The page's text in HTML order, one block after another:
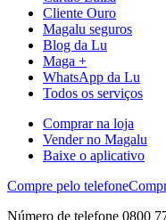
Cliente Ouro
Magalu seguros
Blog da Lu
Maga +
WhatsApp da Lu
Todos os serviços
Comprar na loja
Vender no Magalu
Baixe o aplicativo
Compre pelo telefone
Número de telefone 0800